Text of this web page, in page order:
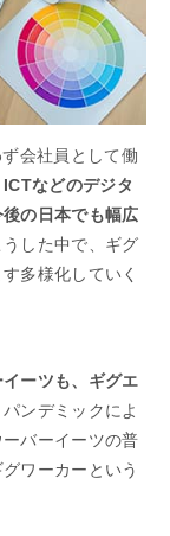
会社員として働
ICTなどのデジタ
の日本でも幅広
した中で、ギグ
多様化していく
イーツも、ギグエ
ンデミックによ
バーイーツの普
ワーカーという